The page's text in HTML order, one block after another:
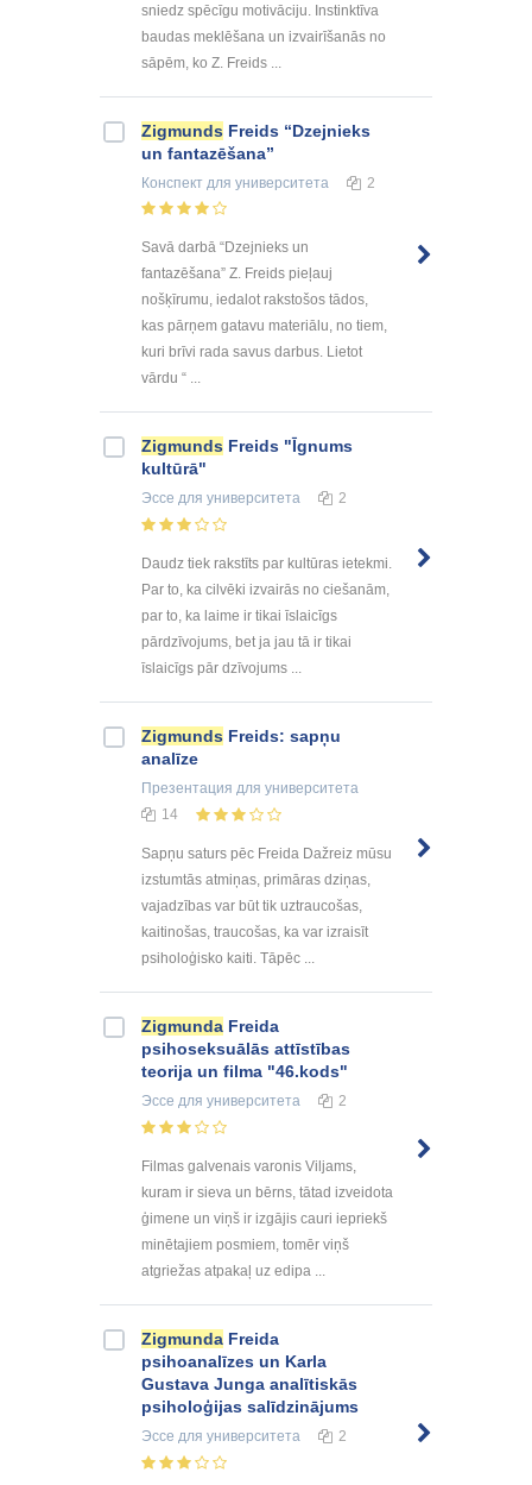
sniedz spēcīgu motivāciju. Instinktīva
baudas meklēšana un izvairīšanās no
sāpēm, ko Z. Freids ...
Zigmunds Freids “Dzejnieks
un fantazēšana”
Конспект для университета 2
Savā darbā “Dzejnieks un
fantazēšana” Z. Freids pieļauj
nošķīrumu, iedalot rakstošos tādos,
kas pārņem gatavu materiālu, no tiem,
kuri brīvi rada savus darbus. Lietot
vārdu “ ...
Zigmunds Freids "Īgnums
kultūrā"
Эссе для университета 2
Daudz tiek rakstīts par kultūras ietekmi.
Par to, ka cilvēki izvairās no ciešanām,
par to, ka laime ir tikai īslaicīgs
pārdzīvojums, bet ja jau tā ir tikai
īslaicīgs pār dzīvojums ...
Zigmunds Freids: sapņu
analīze
Презентация для университета
14
Sapņu saturs pēc Freida Dažreiz mūsu
izstumtās atmiņas, primāras dziņas,
vajadzības var būt tik uztraucošas,
kaitinošas, traucošas, ka var izraisīt
psiholoģisko kaiti. Tāpēc ...
Zigmunda Freida
psihoseksuālās attīstības
teorija un filma "46.kods"
Эссе для университета 2
Filmas galvenais varonis Viljams,
kuram ir sieva un bērns, tātad izveidota
ģimene un viņš ir izgājis cauri iepriekš
minētajiem posmiem, tomēr viņš
atgriežas atpakaļ uz edipa ...
Zigmunda Freida
psihoanalīzes un Karla
Gustava Junga analītiskās
psiholoģijas salīdzinājums
Эссе для университета 2